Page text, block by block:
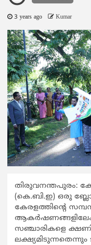
3 years ago Kumar
തിരുവനന്തപുരം:
(കെ.ബി.ഇ) ഒരു
കേരളത്തിന്‍റെ
സഞ്ചാരികളെ
ലക്ഷ്യമിടുന്നതെന്നും